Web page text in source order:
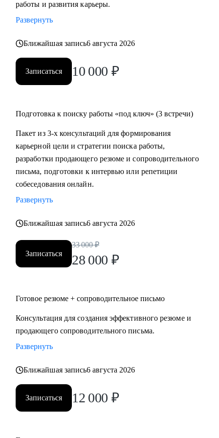
время на ее поиск, увеличить поток предложений, выйти
на новый уровень дохода.
Вашей карьерной цели.
• Провести аудит и составить убедительное резюме, чтобы
в Вас увидели серьезно настроенного и сильного
кандидата.
барьеры на пути к работе мечты.
преимущество перед другими кандидатами.
• Решить любую карьерную задачу (смена профессии,
грейда, перерывы в работе, выход из декрета, возраст 45+ и
др.)
Кому могу помочь:
• строительство, промышленность, производство
нефтегазовая отрасль;
• закупки, cнабжение, логистика, ВЭД;
• продажи, HoReCa;
работы и развития карьеры.
Развернуть
Ближайшая запись6 августа 2026
Записаться 10 000 ₽
Подготовка к поиску работы «под ключ» (3 встречи)
Пакет из 3-х консультаций для формирования
карьерной цели и стратегии поиска работы,
разработки продающего резюме и сопроводительного
письма, подготовки к интервью или репетиции
собеседования онлайн.
Развернуть
Ближайшая запись6 августа 2026
Записаться
33 000 ₽
28 000 ₽
Готовое резюме + сопроводительное письмо
Консультация для создания эффективного резюме и
продающего сопроводительного письма.
Развернуть
Ближайшая запись6 августа 2026
Записаться 12 000 ₽